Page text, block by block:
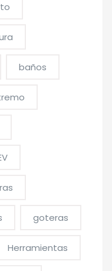
baños
goteras
Herramientas